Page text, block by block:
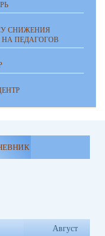
СНИЖЕНИЯ
НА ПЕДАГОГОВ
Август